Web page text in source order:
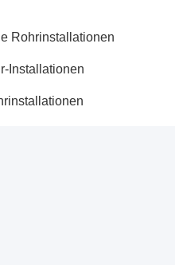
Rohrinstallationen
Installationen